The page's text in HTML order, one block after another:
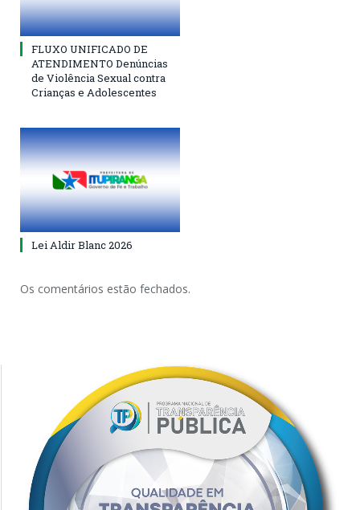
FLUXO UNIFICADO DE
ATENDIMENTO Denúncias
de Violência Sexual contra
Crianças e Adolescentes
Lei Aldir Blanc 2026
Os comentários estão fechados.